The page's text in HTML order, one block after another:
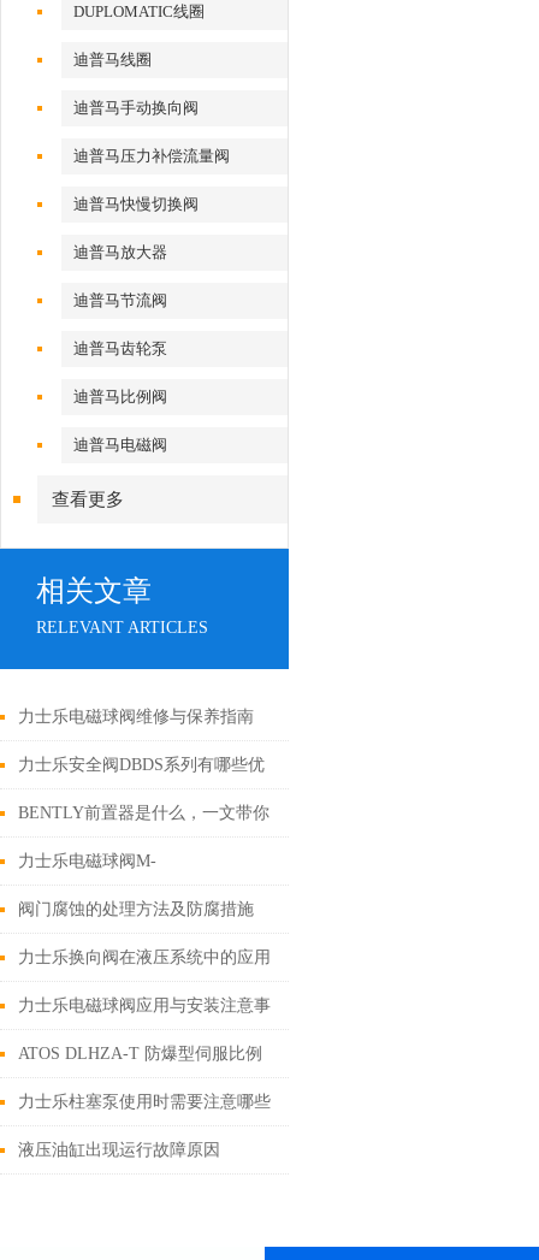
DUPLOMATIC线圈
迪普马线圈
迪普马手动换向阀
迪普马压力补偿流量阀
迪普马快慢切换阀
迪普马放大器
迪普马节流阀
迪普马齿轮泵
迪普马比例阀
迪普马电磁阀
查看更多
相关文章
RELEVANT ARTICLES
力士乐电磁球阀维修与保养指南
力士乐安全阀DBDS系列有哪些优
点
BENTLY前置器是什么，一文带你
了解！
力士乐电磁球阀M-
3SEW6C37/420MG24N9K4问题排
查
阀门腐蚀的处理方法及防腐措施
力士乐换向阀在液压系统中的应用
及工作原理
力士乐电磁球阀应用与安装注意事
项
ATOS DLHZA-T 防爆型伺服比例
换向阀应用行业与核心优势解析
力士乐柱塞泵使用时需要注意哪些
方面？
液压油缸出现运行故障原因